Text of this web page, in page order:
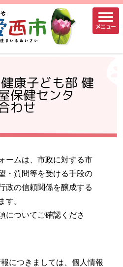
メニュー
康子ども部 健
保健センタ
わせ
ームは、市政に対する市
・質問等を受ける手段の
政の信頼関係を醸成する
す。
についてご確認くださ
につきましては、個人情報